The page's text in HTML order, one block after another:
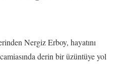
Nergiz Erboy, hayatını
derin bir üzüntüye yol